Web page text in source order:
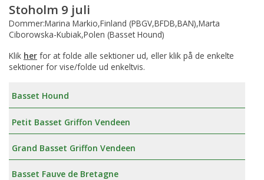
Stoholm 9 juli
Dommer:Marina Markio,Finland (PBGV,BFDB,BAN),Marta
Ciborowska-Kubiak,Polen (Basset Hound)
Klik her for at folde alle sektioner ud, eller klik på de enkelte
sektioner for vise/folde ud enkeltvis.
Basset Hound
Petit Basset Griffon Vendeen
Grand Basset Griffon Vendeen
Basset Fauve de Bretagne